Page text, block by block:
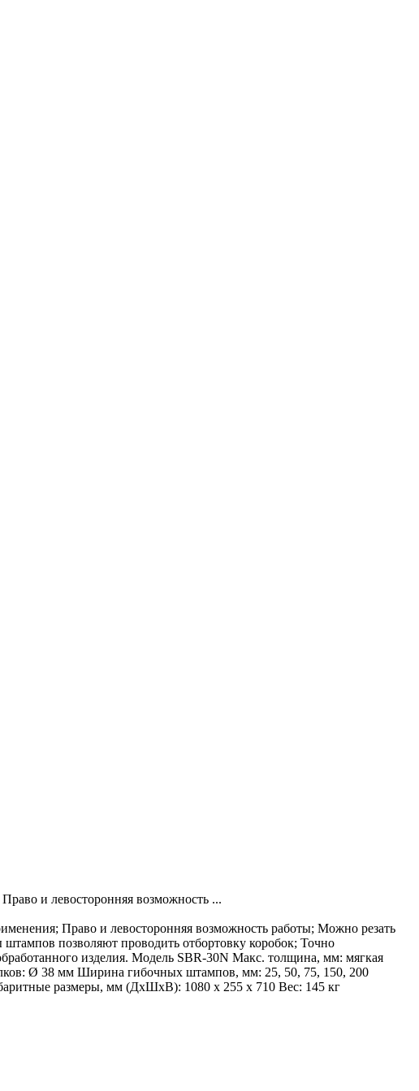
и левосторонняя возможность ...
Право и левосторонняя возможность работы; Можно резать
позволяют проводить отбортовку коробок; Точно
изделия. Модель SBR-30N Макс. толщина, мм: мягкая
Ø 38 мм Ширина гибочных штампов, мм: 25, 50, 75, 150, 200
размеры, мм (ДхШхВ): 1080 х 255 х 710 Вес: 145 кг